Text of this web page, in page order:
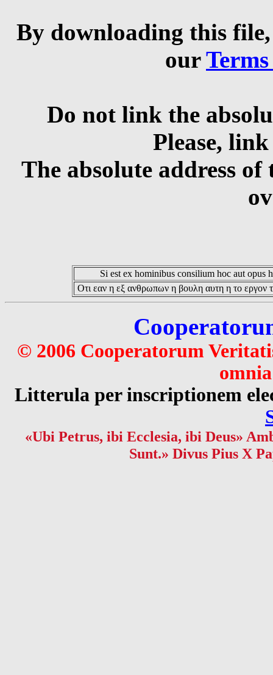
By downloading this
our
Do not link the
Please,
The absolute address
Si est ex hominibus consilium hoc aut opus
Οτι εαν η εξ ανθρωπων η βουλη αυτη η το εργον
© 2006 Cooperatorum
Litterula per inscriptionem
«Ubi Petrus, ibi Ecclesia, ibi Deus»
Sunt.» Divus Pius X